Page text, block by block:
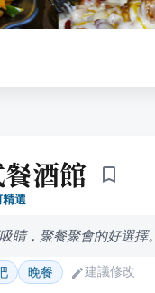
酒館
精選
睛，聚餐聚會的好選擇。
晚餐 建議修改